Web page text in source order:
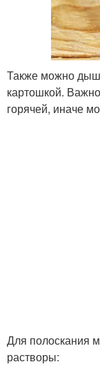
Также можно
картошкой.
горячей, иначе
Для полоскания
растворы: